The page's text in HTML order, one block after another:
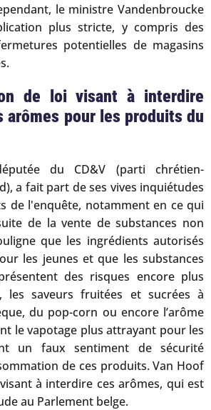
le ministre Vandenbroucke
plus stricte, y compris des
potentielles de magasins
de loi visant à interdire
arômes pour les produits du
du CD&V (parti chrétien-
a fait part de ses vives inquiétudes
de l'enquête, notamment en ce qui
de la vente de substances non
que les ingrédients autorisés
les jeunes et que les substances
des risques encore plus
les saveurs fruitées et sucrées à
du pop-corn ou encore l’arôme
le vapotage plus attrayant pour les
un faux sentiment de sécurité
de ces produits. Van Hoof
à interdire ces arômes, qui est
au Parlement belge.